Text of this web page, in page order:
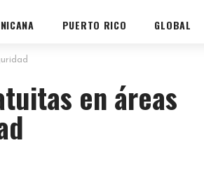
PUERTO RICO GLOBAL
en áreas